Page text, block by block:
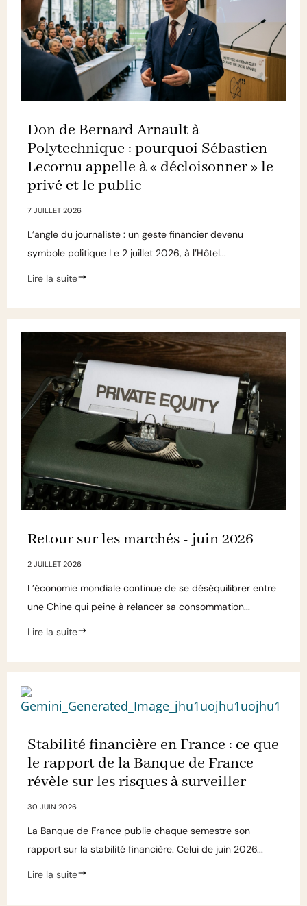
Don de Bernard Arnault à
Polytechnique : pourquoi Sébastien
Lecornu appelle à « décloisonner » le
privé et le public
7 JUILLET 2026
L’angle du journaliste : un geste financier devenu
symbole politique Le 2 juillet 2026, à l’Hôtel...
Lire la suite
Retour sur les marchés - juin 2026
2 JUILLET 2026
L’économie mondiale continue de se déséquilibrer entre
une Chine qui peine à relancer sa consommation...
Lire la suite
Stabilité financière en France : ce que
le rapport de la Banque de France
révèle sur les risques à surveiller
30 JUIN 2026
La Banque de France publie chaque semestre son
rapport sur la stabilité financière. Celui de juin 2026...
Lire la suite